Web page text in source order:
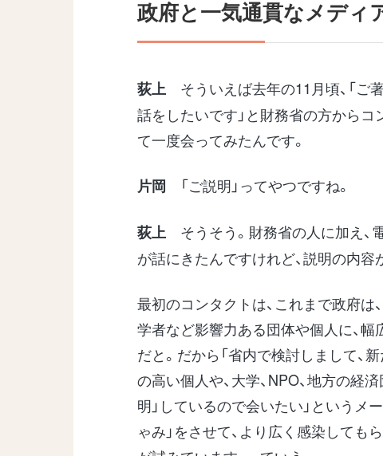
政府と一気通貫なメディ
荻上 そういえば去年の11月頃、「ご
話をしたいです」と財務省の方から
て一度会ってみたんです。
片岡 「ご説明」ってやつですね。
荻上 そうそう。財務省の人に加え、
が話にきたんですけれど、説明の内
最初のコンタクトは、これまで政府は
学者など影響力ある団体や個人に、幅
だと。だから「省内で検討しまして、
の高い個人や、大学、NPO、地方の経
明」しているので会いたい」というメ
ゃみ」をさせて、より広く感染して